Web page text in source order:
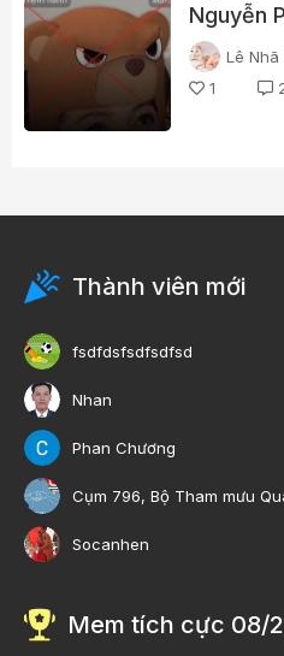
Nguyễn
tìm kiếm
Lê Nhã
1
Thành viên mới
fsdfdsfsdfsdfsd
Nhan
Phan Chương
Cụm 796, Bộ Tham mưu
Socanhen
Mem tích cực 08/